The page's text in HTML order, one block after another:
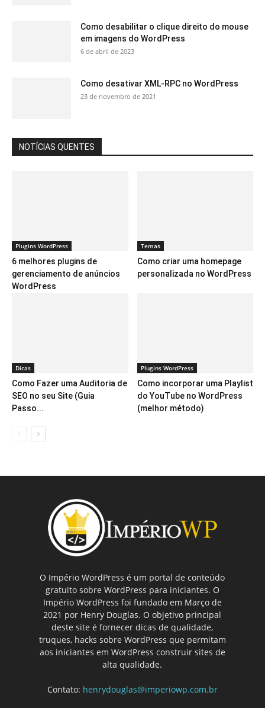
Como desabilitar o clique direito do mouse
em imagens do WordPress
6 de abril de 2023
Como desativar XML-RPC no WordPress
23 de novembro de 2021
NOTÍCIAS QUENTES
Plugins WordPress
6 melhores plugins de
gerenciamento de anúncios
WordPress
Temas
Como criar uma homepage
personalizada no WordPress
Dicas
Como Fazer uma Auditoria de
SEO no seu Site (Guia
Passo...
Plugins WordPress
Como incorporar uma Playlist
do YouTube no WordPress
(melhor método)
O Império WordPress é um portal de conteúdo
gratuito sobre WordPress para iniciantes. O
Império WordPress foi fundado em Março de
2021 por Henry Douglas. O objetivo principal
deste site é fornecer dicas de qualidade,
truques, hacks sobre WordPress que permitam
aos iniciantes em WordPress construir sites de
alta qualidade.
Contato: henrydouglas@imperiowp.com.br